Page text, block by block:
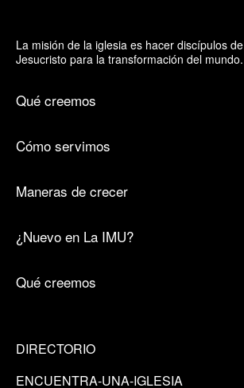
La misión de la iglesia es hacer discípulos de
Jesucristo para la transformación del mundo.
Qué creemos
Cómo servimos
Maneras de crecer
¿Nuevo en La IMU?
Qué creemos
DIRECTORIO
ENCUENTRA-UNA-IGLESIA